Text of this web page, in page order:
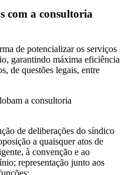
com a consultoria
de potencializar os serviços
garantindo máxima eficiência
de questões legais, entre
a consultoria
de deliberações do síndico
a quaisquer atos de
à convenção e ao
representação junto aos